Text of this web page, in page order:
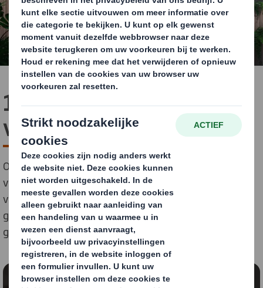
100 procent recyclebare
verpakkingen
Ontdek hoe u het verschil kunt maken met onze
verpakkingsontwerpen. Onze 100% recyclebare
verpakkingen zijn opvallend, innovatief en worden
gemaakt van vezels die keer op keer kunnen worden
gerecycled.
Content blocked